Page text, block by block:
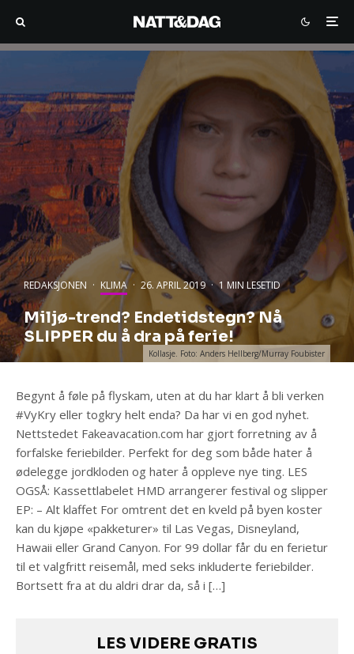
Kollasje. Foto: Anders Hellberg/Murray Foubister
REDAKSJONEN · KLIMA · 26. APRIL 2019 · 1 MIN LESETID
Miljø-trend? Endetidstegn? Nå
SLIPPER du å dra på ferie!
Begynt å føle på flyskam, uten at du har klart å bli verken
#VyKry eller togkry helt enda? Da har vi en god nyhet.
Nettstedet Fakeavacation.com har gjort forretning av å
forfalske feriebilder. Perfekt for deg som både hater å
ødelegge jordkloden og hater å oppleve nye ting. LES
OGSÅ: Kassettlabelet HMD arrangerer festival og slipper
EP: – Alt klaffet For omtrent det en kveld på byen koster
kan du kjøpe «pakketurer» til Las Vegas, Disneyland,
Hawaii eller Grand Canyon. For 99 dollar får du en ferietur
til et valgfritt reisemål, med seks inkluderte feriebilder.
Bortsett fra at du aldri drar da, så i […]
LES VIDERE GRATIS